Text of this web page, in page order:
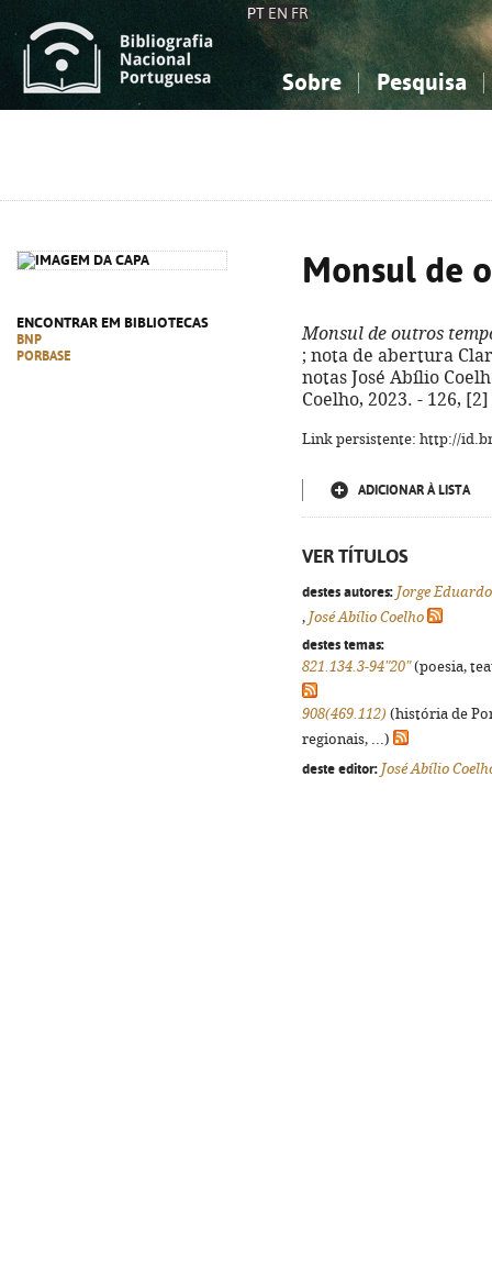
PT EN FR
Sobre Pesquisa
ENCONTRAR EM BIBLIOTECAS
BNP
PORBASE
Monsul de
Monsul de outros
; nota de abertura
notas José Abílio
Coelho, 2023. - 126,
Link persistente: http://
ADICIONAR À LISTA
VER TÍTULOS
destes autores: Jorge
, José Abílio Coelho
destes temas:
821.134.3-94"20"(poesia,
908(469.112) (história de
regionais, ...)
deste editor: José Abílio